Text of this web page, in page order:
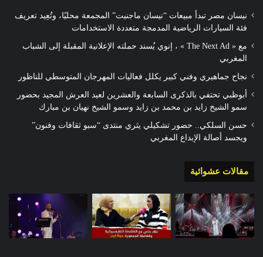
نيسان مصر تبدأ مبيعات “نيسان ماجنيت” المجمعة محليًا، وتُعِيد تعريف
فئة السيارات الرياضية المدمجة متعددة الاستخدامات
مع « The Next Ad » ، إنوي يُسند حملته الإعلانية المقبلة إلى الشباب
المغربي
نجاح جماهيري وفني كبير يكلل فعاليات المهرجان المتوسطي للناظور
أبوظبي تحتفي بالذكرى السابعة والعشرين لعيد العرش المجيد بحضور
سمو الشيخ زايد بن محمد بن زايد وسمو الشيخ نهيان بن مبارك
حسن السلكي.. حضور تشكيلي يثري منتدى “سبو ثقافات وفنون”
ويجسد أصالة الإبداع المغربي
مقالات عشوائية